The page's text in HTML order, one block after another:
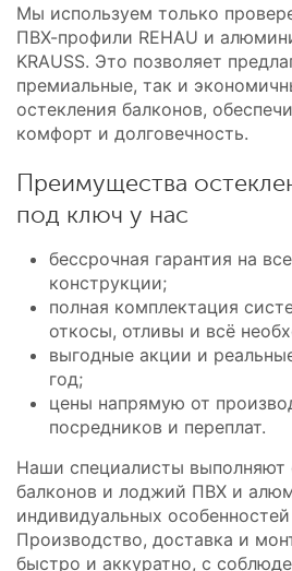
Мы используем только
ПВХ-профили REHAU и
KRAUSS. Это позволяет
премиальные, так и
остекления балконов,
комфорт и долговечность.
Преимущества
под ключ у нас
бессрочная гарантия на
конструкции;
полная комплектация
откосы, отливы и всё
выгодные акции и
год;
цены напрямую от
посредников и переплат.
Наши специалисты выполняют
балконов и лоджий ПВХ и
индивидуальных
Производство, доставка и
быстро и аккуратно, с